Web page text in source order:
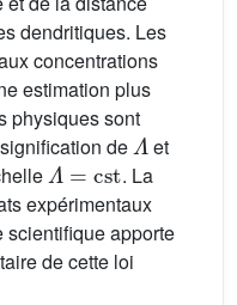
dendritiques. Les
concentrations
estimation plus
physiques sont
de
Λ
et
Λ=cst
. La
expérimentaux
apporte
de cette loi